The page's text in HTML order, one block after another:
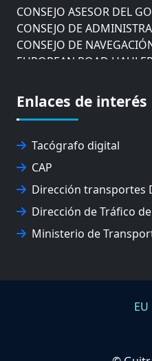
CONSEJO ASESOR DEL
CONSEJO DE
CONSEJO DE
EUROPEAN ROAD
FEVATRANS (FEDERACIÓN
FITRANS
GIZLOGA
JUNTA ARBITRAL DEL
MONDRAGÓN
UPV/EHU
Enlaces de interés
Tacógrafo digital
CAP
Dirección transportes
Dirección de Tráfico
Ministerio de
EU